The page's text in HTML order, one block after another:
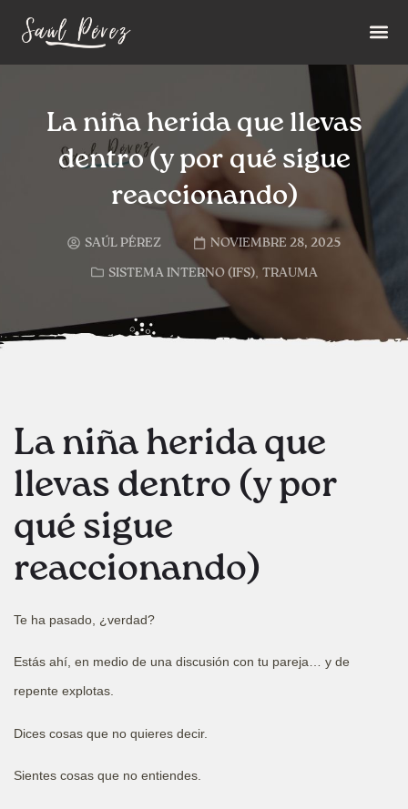
La niña herida que llevas
dentro (y por qué sigue
reaccionando)
SAÚL PÉREZ NOVIEMBRE 28, 2025
SISTEMA INTERNO (IFS), TRAUMA
La niña herida que
llevas dentro (y por
qué sigue
reaccionando)
Te ha pasado, ¿verdad?
Estás ahí, en medio de una discusión con tu pareja… y de
repente explotas.
Dices cosas que no quieres decir.
Sientes cosas que no entiendes.